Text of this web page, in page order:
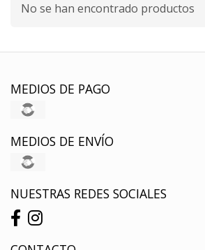
No se han encontrado productos
MEDIOS DE PAGO
MEDIOS DE ENVÍO
NUESTRAS REDES SOCIALES